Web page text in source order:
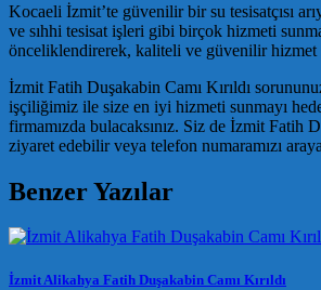
Kocaeli İzmit’te güvenilir bir su tesisatçısı
ve sıhhi tesisat işleri gibi birçok hizmeti
önceliklendirerek, kaliteli ve güvenilir hizmet
İzmit Fatih Duşakabin Camı Kırıldı
işçiliğimiz ile size en iyi hizmeti sunmayı
firmamızda bulacaksınız. Siz de İzmit
ziyaret edebilir veya telefon numaramızı
Benzer Yazılar
İzmit Alikahya Fatih Duşakabin Camı Kırıldı